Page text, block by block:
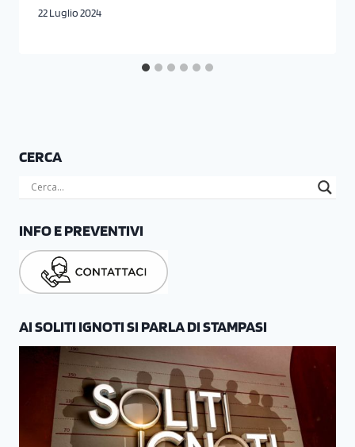
22 Luglio 2024
CERCA
INFO E PREVENTIVI
AI SOLITI IGNOTI SI PARLA DI STAMPASI